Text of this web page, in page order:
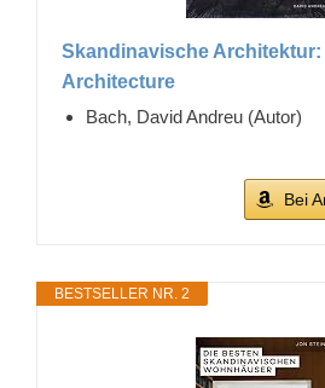
Skandinavische
Architecture
Bach, David Andreu (Autor)
Bei
BESTSELLER NR. 2